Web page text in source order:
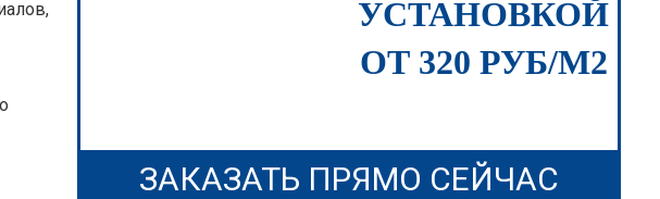
УСТАНОВКОЙ
ОТ 320 РУБ/М2
ЗАКАЗАТЬ ПРЯМО СЕЙЧАС